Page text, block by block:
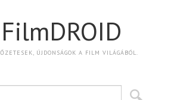
FilmDROID
ÚJDONSÁGOK A FILM VILÁGÁBÓL.